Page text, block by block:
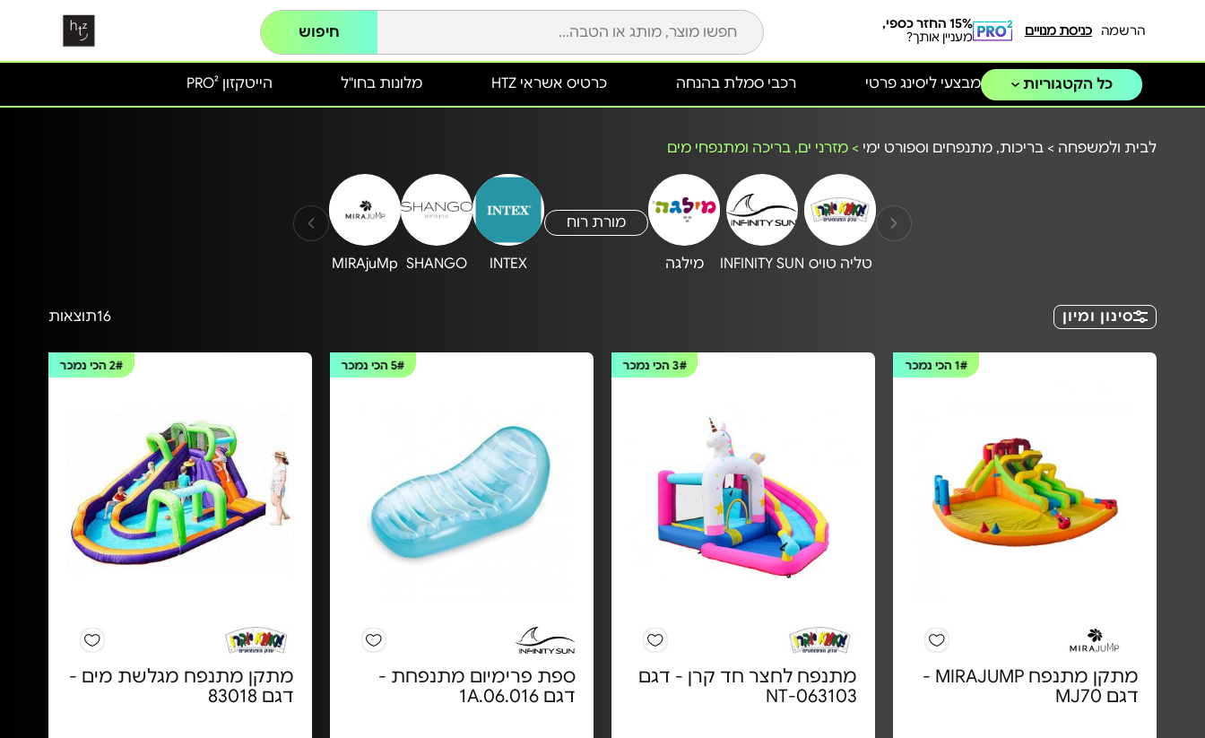
הרשמה כניסת מנויים
15% החזר כספי,
מעניין אותך?
חיפוש
כל הקטגוריות הייטקזון PRO² מלונות בחו"ל כרטיס אשראי HTZ מבצעי ליסינג פרטי רכבי סמלת בהנחה
לבית ולמשפחה > בריכות, מתנפחים וספורט ימי > מזרני ים, בריכה ומתנפחי מים
טליה טויס INFINITY SUN מילגה
מורת רוח
INTEX
SHANGO
MIRAjuMp
סינון ומיון 16תוצאות
1#הכי נמכר
מתקן מתנפח MIRAJUMP -
דגם MJ70
3#הכי נמכר
מתנפח לחצר חד קרן - דגם
NT-063103
5#הכי נמכר
ספת פרימיום מתנפחת -
דגם 1A.06.016
2#הכי נמכר
מתקן מתנפח מגלשת מים -
דגם 83018